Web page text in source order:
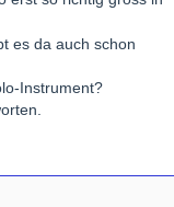
es da auch schon
Instrument?